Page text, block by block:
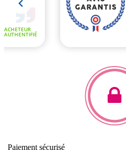
Paiement sécurisé